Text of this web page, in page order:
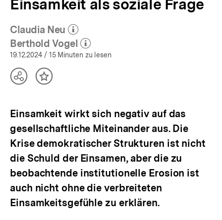
Einsamkeit als soziale Frage
Claudia Neu
(Mehr zum Autor)
öffnen
Berthold Vogel
(Mehr zum Autor)
öffnen
19.12.2024 / 15 Minuten zu lesen
TeilenInhalt
Einsamkeit wirkt sich negativ auf das
gesellschaftliche Miteinander aus. Die
Krise demokratischer Strukturen ist nicht
die Schuld der Einsamen, aber die zu
beobachtende institutionelle Erosion ist
auch nicht ohne die verbreiteten
Einsamkeitsgefühle zu erklären.